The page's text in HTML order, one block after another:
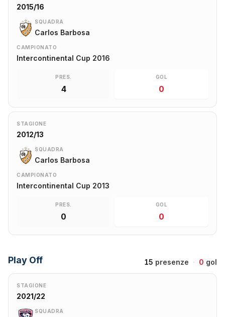
2015/16
SQUADRA
Carlos Barbosa
CAMPIONATO
Intercontinental Cup 2016
PRES.
4
GOL
0
STAGIONE
2012/13
SQUADRA
Carlos Barbosa
CAMPIONATO
Intercontinental Cup 2013
PRES.
0
GOL
0
Play Off 15 presenze · 0 gol
STAGIONE
2021/22
SQUADRA